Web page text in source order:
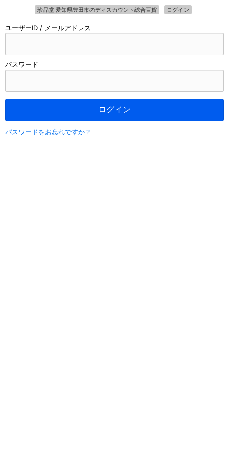
珍品堂 愛知県豊田市のディスカウント総合百貨 ログイン
ユーザーID / メールアドレス
パスワード
ログイン
パスワードをお忘れですか？